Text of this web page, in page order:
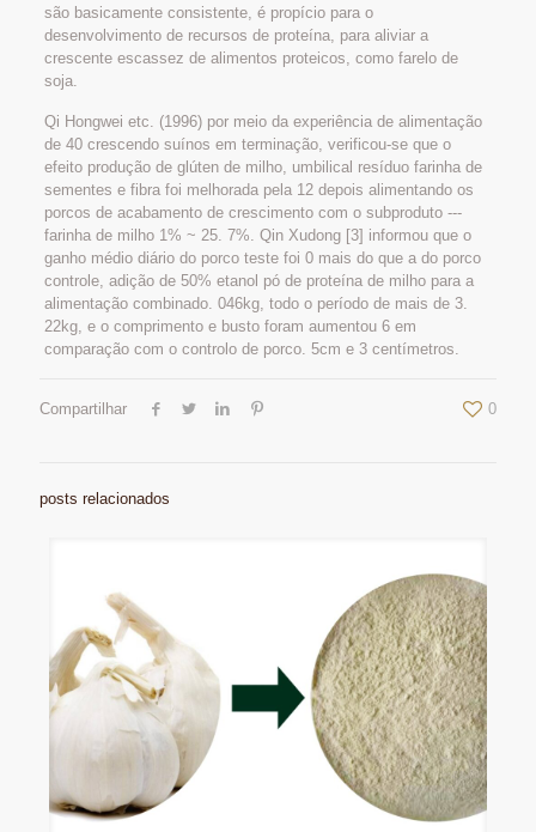
são basicamente consistente, é propício para o
desenvolvimento de recursos de proteína, para aliviar a
crescente escassez de alimentos proteicos, como farelo de
soja.
Qi Hongwei etc. (1996) por meio da experiência de alimentação
de 40 crescendo suínos em terminação, verificou-se que o
efeito produção de glúten de milho, umbilical resíduo farinha de
sementes e fibra foi melhorada pela 12 depois alimentando os
porcos de acabamento de crescimento com o subproduto ---
farinha de milho 1% ~ 25. 7%. Qin Xudong [3] informou que o
ganho médio diário do porco teste foi 0 mais do que a do porco
controle, adição de 50% etanol pó de proteína de milho para a
alimentação combinado. 046kg, todo o período de mais de 3.
22kg, e o comprimento e busto foram aumentou 6 em
comparação com o controlo de porco. 5cm e 3 centímetros.
Compartilhar 0
posts relacionados